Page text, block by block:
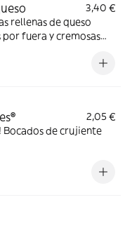
3,40 €
rellenas de queso
fuera y cremosas
2,05 €
Bocados de crujiente